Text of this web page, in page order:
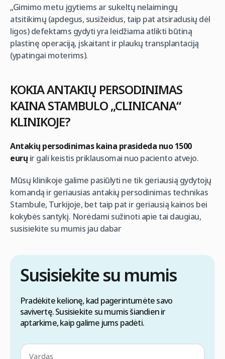
„Gimimo metu įgytiems ar sukeltų nelaimingų
atsitikimų (apdegus, susižeidus, taip pat atsiradusių dėl
ligos) defektams gydyti yra leidžiama atlikti būtiną
plastinę operaciją, įskaitant ir plaukų transplantaciją
(ypatingai moterims).
KOKIA ANTAKIŲ PERSODINIMAS
KAINA STAMBULO „CLINICANA“
KLINIKOJE?
Antakių persodinimas kaina prasideda nuo 1500
eurų ir gali keistis priklausomai nuo paciento atvejo.
Mūsų klinikoje galime pasiūlyti ne tik geriausią gydytojų
komandą ir geriausias antakių persodinimas technikas
Stambule, Turkijoje, bet taip pat ir geriausią kainos bei
kokybės santykį. Norėdami sužinoti apie tai daugiau,
susisiekite su mumis jau dabar
Susisiekite su mumis
Pradėkite kelionę, kad pagerintumėte savo
savivertę. Susisiekite su mumis šiandien ir
aptarkime, kaip galime jums padėti.